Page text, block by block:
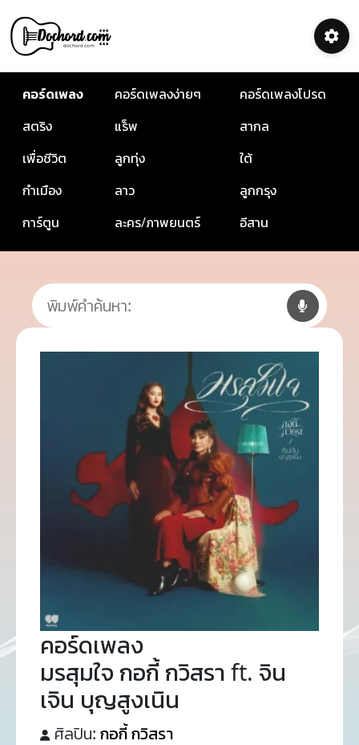
คอร์ดเพลง คอร์ดเพลงง่ายๆ
คอร์ดเพลงโปรด
สตริง
แร็พ
สากล
เพื่อชีวิต
ลูกทุ่ง
ใต้
กำเมือง
ลาว
ลูกกรุง
การ์ตูน
ละคร/ภาพยนตร์ อีสาน
คอร์ดเพลง
มรสุมใจ กอกี้ กวิสรา ft. จิน
เจิน บุญสูงเนิน
ศิลปิน: กอกี้ กวิสรา